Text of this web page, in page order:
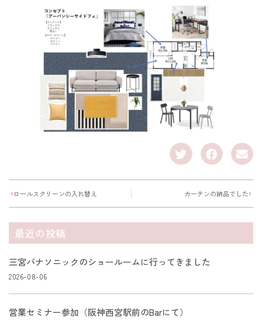
ロールスクリーンの入れ替え カーテンの納品でした
最近の投稿
三宮パナソニックのショールームに行ってきました
2026-08-06
営業セミナー参加（阪神西宮駅前のBarにて）